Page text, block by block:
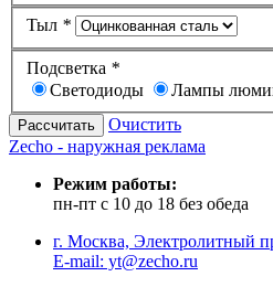
Тыл *
Подсветка *
Светодиоды
Лампы
Очистить
Zecho - наружная реклама
Режим работы:
пн-пт с 10 до 18 без обеда
г. Москва, Электролитный
E-mail: yt@zecho.ru